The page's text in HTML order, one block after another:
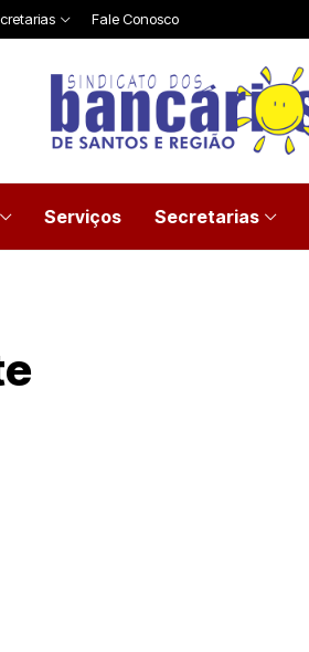
Fale Conosco
Serviços Secretarias